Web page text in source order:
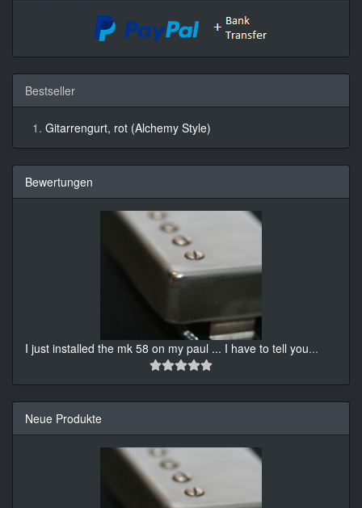
Bestseller
Gitarrengurt, rot (Alchemy Style)
Bewertungen
I just installed the mk 58 on my paul ... I have to tell you...
Neue Produkte